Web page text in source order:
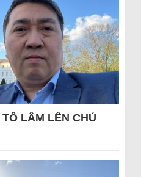
LÂM LÊN CHỦ